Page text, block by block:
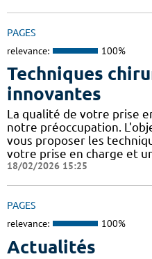
PAGES
relevance: 100%
Techniques
innovantes
La qualité de votre prise
notre préoccupation.
vous proposer les
votre prise en charge et
18/02/2026 15:25
PAGES
relevance: 100%
Actualités